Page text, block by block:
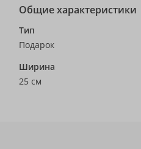
Общие характеристики
Тип
Подарок
Ширина
25 см